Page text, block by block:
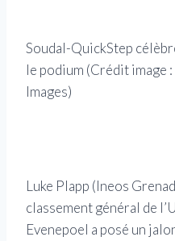
Soudal-QuickStep
le podium (Crédit image
Images)
Luke Plapp (Ineos
classement général de
Evenepoel a posé un